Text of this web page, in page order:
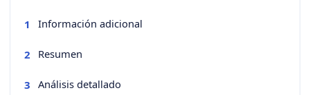
1 Información adicional
2 Resumen
3 Análisis detallado